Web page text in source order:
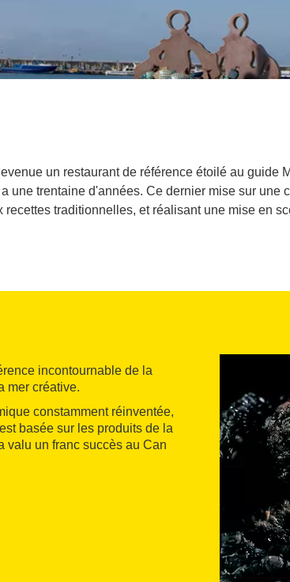
un restaurant de référence étoilé au guide
une trentaine d'années. Ce dernier mise sur
recettes traditionnelles, et réalisant une mise en
incontournable de la
mer créative.
constamment réinventée,
basée sur les produits de la
valu un franc succès au Can